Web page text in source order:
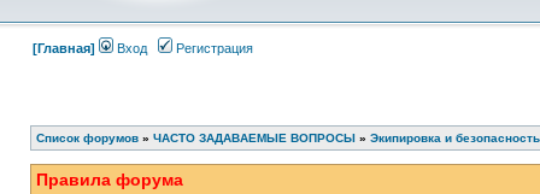
[Главная] Вход Регистрация
Список форумов » ЧАСТО ЗАДАВАЕМЫЕ ВОПРОСЫ » Экипировка и безопасность
Правила форума